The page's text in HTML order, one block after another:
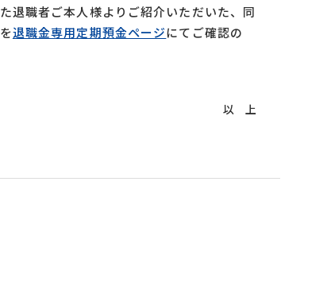
退職者ご本人様よりご紹介いただいた、同
退職金専用定期預金ページにてご確認の
以 上